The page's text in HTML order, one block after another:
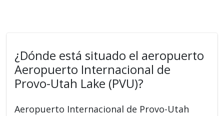
¿Dónde está situado el aeropuerto
Aeropuerto Internacional de
Provo-Utah Lake (PVU)?
Aeropuerto Internacional de Provo-Utah